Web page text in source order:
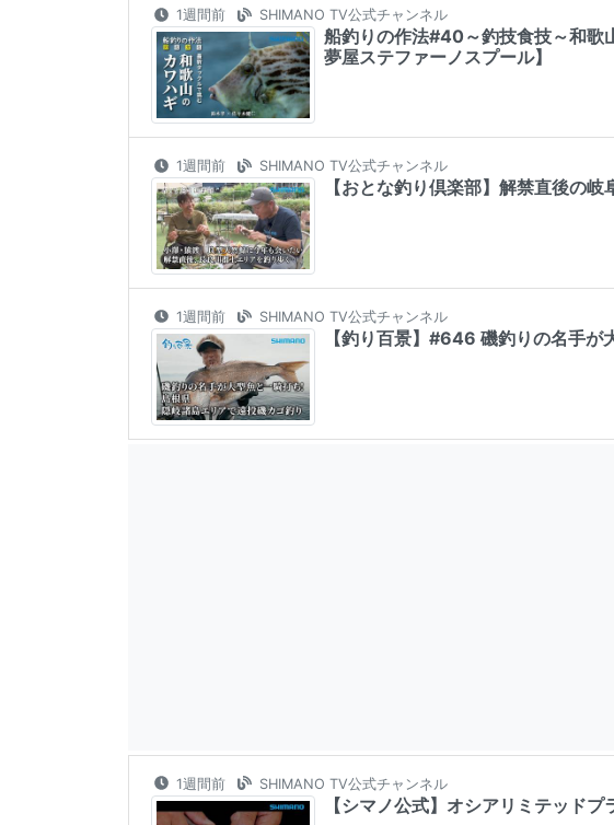
1週間前 SHIMANO TV公式チャンネル
船釣りの作法#40～釣技食技～和歌
夢屋ステファーノスプール】
1週間前 SHIMANO TV公式チャンネル
【おとな釣り倶楽部】解禁直後の
1週間前 SHIMANO TV公式チャンネル
【釣り百景】#646 磯釣りの名手が
1週間前 SHIMANO TV公式チャンネル
【シマノ公式】オシアリミテッド